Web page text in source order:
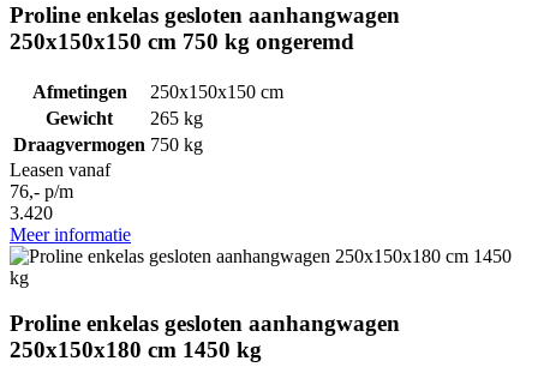
Proline enkelas gesloten aanhangwagen
250x150x150 cm 750 kg ongeremd
Afmetingen
250x150x150 cm
Gewicht
265 kg
Draagvermogen 750 kg
Leasen vanaf
76,- p/m
3.420
Meer informatie
Proline enkelas gesloten aanhangwagen
250x150x180 cm 1450 kg